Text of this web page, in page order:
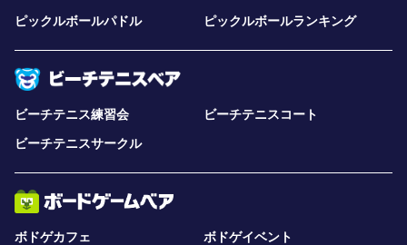
ピックルボールパドル
ピックルボールランキング
ビーチテニス練習会
ビーチテニスコート
ビーチテニスサークル
ボドゲカフェ
ボドゲイベント